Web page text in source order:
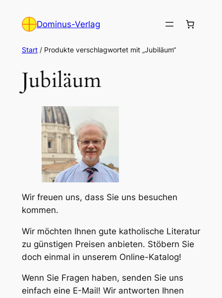
Inhalt
Dominus-Verlag
Start/ Produkte verschlagwortet mit „Jubiläum“
Jubiläum
Wir freuen uns, dass Sie uns besuchen
kommen.
Wir möchten Ihnen gute katholische Literatur
zu günstigen Preisen anbieten. Stöbern Sie
doch einmal in unserem Online-Katalog!
Wenn Sie Fragen haben, senden Sie uns
einfach eine E-Mail! Wir antworten Ihnen